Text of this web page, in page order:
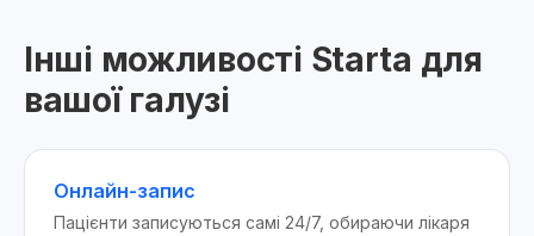
Інші можливості Starta для
вашої галузі
Онлайн-запис
Пацієнти записуються самі 24/7, обираючи лікаря